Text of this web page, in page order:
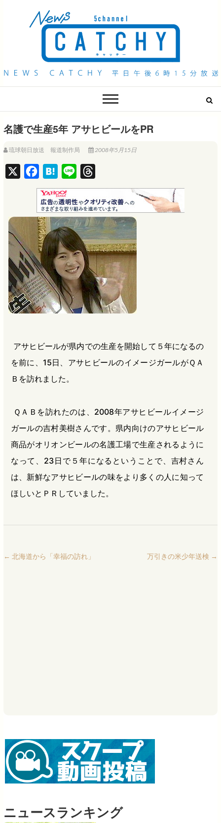
QAB NEWS Headline
名護で生産5年 アサヒビールをPR
琉球朝日放送 報道制作局 2008年5月15日
a
c
e
b
o
o
k
H
a
t
e
n
a
i
n
e
h
r
e
a
d
s
アサヒビールが県内での生産を開始して５年になるの
を前に、15日、アサヒビールのイメージガールがＱＡ
Ｂを訪れました。
ＱＡＢを訪れたのは、2008年アサヒビールイメージ
ガールの吉村美樹さんです。県内向けのアサヒビール
商品がオリオンビールの名護工場で生産されるように
なって、23日で５年になるということで、吉村さん
は、新鮮なアサヒビールの味をより多くの人に知って
ほしいとＰＲしていました。
← 北海道から「幸福の訪れ」 万引きの米少年送検 →
ニュースランキング